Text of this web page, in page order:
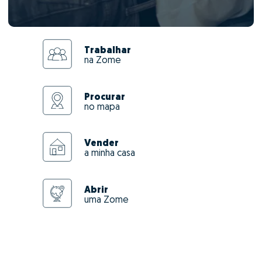
Trabalhar
na Zome
Procurar
no mapa
Vender
a minha casa
Abrir
uma Zome